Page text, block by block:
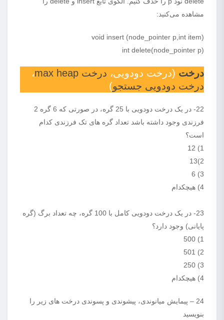
مشاهده می‌کنید:
void insert (node_pointer p,int item)
int delete(node_pointer p)
درخت (درخت دودویی، درخت max heap
،
درخت دودویی جستجو)
22- در یک درخت دودویی با 25 گره، در صورتی که 6 گره 2
فرزندی وجود داشته باشد تعداد گره های تک فرزندی کدام
است؟
1) 12
2)13
3) 6
4) هیچکدام
23- در یک درخت دودویی کامل با 100 گره، چه تعداد برگ (گره
پایانی) وجود دارد؟
1) 500
2) 501
3) 250
4) هیچکدام
24 – پیمایش میانوندی، پیشوندی و پسوندی درخت های زیر را
بنویسید